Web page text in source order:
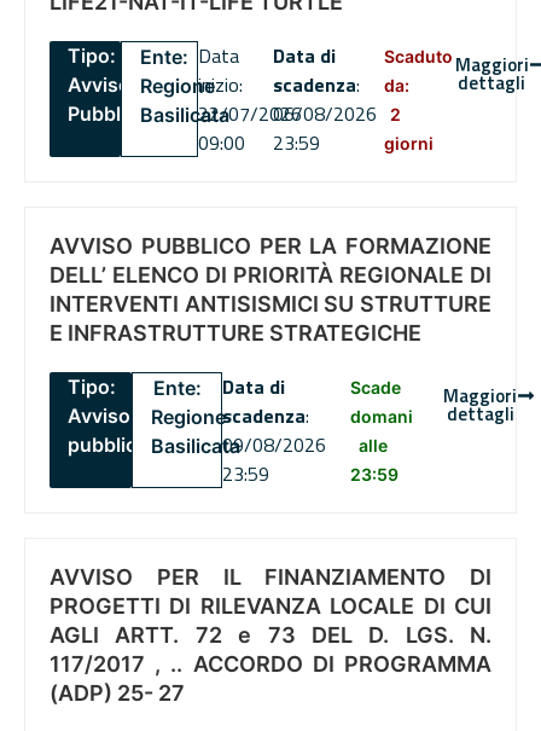
Tipo:
Avviso
Pubblico
Ente:
Regione
Basilicata
Data
inizio:
22/07/2026
09:00
Data di
scadenza:
06/08/2026
23:59
Scaduto
da:
2
giorni
Maggiori
dettagli
AVVISO PUBBLICO PER LA FORMAZIONE
DELL’ ELENCO DI PRIORITÀ REGIONALE DI
INTERVENTI ANTISISMICI SU STRUTTURE
E INFRASTRUTTURE STRATEGICHE
Tipo:
Avviso
pubblico
Ente:
Regione
Basilicata
Data di
scadenza:
09/08/2026
23:59
Scade
domani
alle
23:59
Maggiori
dettagli
AVVISO PER IL FINANZIAMENTO DI
PROGETTI DI RILEVANZA LOCALE DI CUI
AGLI ARTT. 72 e 73 DEL D. LGS. N.
117/2017 , .. ACCORDO DI PROGRAMMA
(ADP) 25- 27